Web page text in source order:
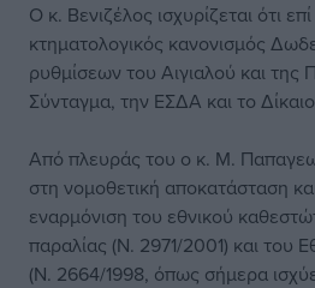
Ο κ. Βενιζέλος ισχυρίζεται ότι
κτηματολογικός κανονισμός
ρυθμίσεων του Αιγιαλού και της
Σύνταγμα, την ΕΣΔΑ και το
Από πλευράς του ο κ. Μ.
στη νομοθετική αποκατάσταση
εναρμόνιση του εθνικού
παραλίας (Ν. 2971/2001) και του
(Ν. 2664/1998, όπως σήμερα